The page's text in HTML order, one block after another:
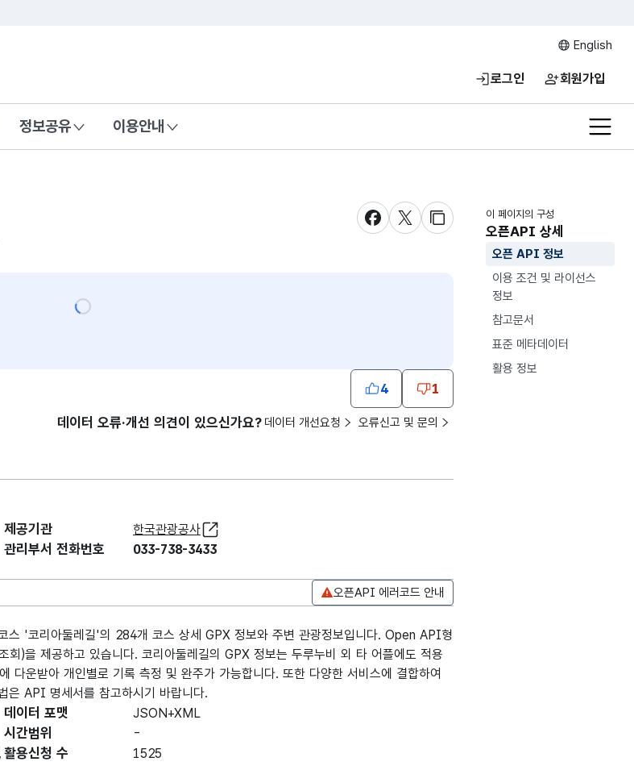
English
로그인 회원가입
전체
정보공유 이용안내
새창 열림새창 열림새창 열림
4 1
이 페이지의 구성
오픈API 상세
오픈 API 정보
이용 조건 및 라이선스
정보
참고문서
표준 메타데이터
활용 정보
데이터 오류·개선 의견이 있으신가요? 데이터 개선요청 오류신고 및 문의
제공기관 한국관광공사
관리부서 전화번호 033-738-3433
오픈API 에러코드 안내
스 '코리아둘레길'의 284개 코스 상세 GPX 정보와 주변 관광정보입니다. Open API형
)을 제공하고 있습니다. 코리아둘레길의 GPX 정보는 두루누비 외 타 어플에도 적용
다운받아 개인별로 기록 측정 및 완주가 가능합니다. 또한 다양한 서비스에 결합하여
은 API 명세서를 참고하시기 바랍니다.
데이터 포맷 JSON+XML
시간범위 -
활용신청 수 1525